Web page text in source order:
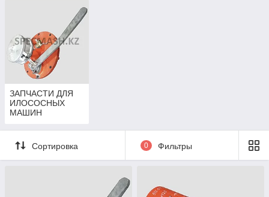
ЗАПЧАСТИ ДЛЯ
ИЛОСОСНЫХ
МАШИН
Сортировка 0 Фильтры